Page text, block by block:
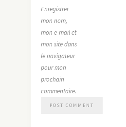
Enregistrer
mon nom,
mon e-mail et
mon site dans
le navigateur
pour mon
prochain
commentaire.